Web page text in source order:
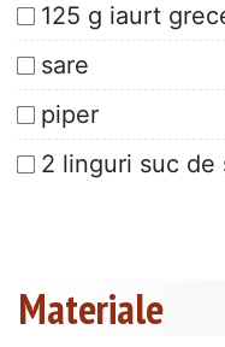
125 g iaurt
sare
piper
2 linguri suc de
Materiale